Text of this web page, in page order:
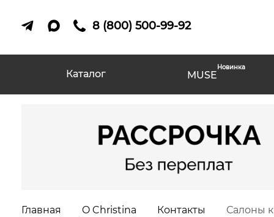
8 (800) 500-99-92
Каталог MUSE
Новинка
Главная O Christina Контакты Салоны